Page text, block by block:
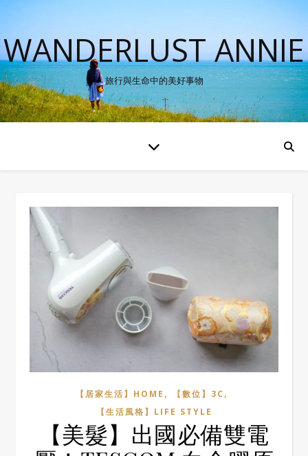
WANDERLUST ANNIE
旅行與生命中的美好事物
【居家生活】HOME , 【數位】3C ,
【生活風格】LIFE STYLE
【美髮】出國必備雙電